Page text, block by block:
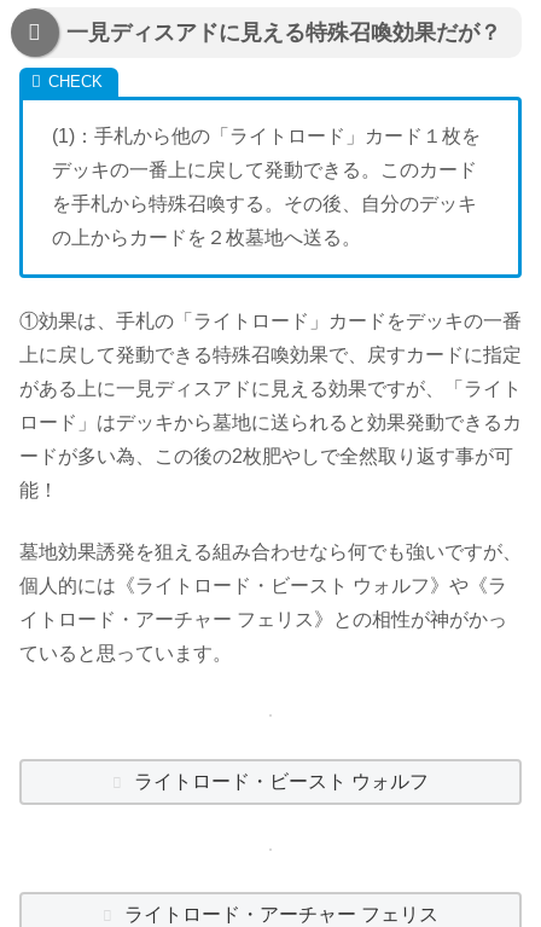
一見ディスアドに見える特殊召喚効果だが？
(1)：手札から他の「ライトロード」カード１枚を
デッキの一番上に戻して発動できる。このカード
を手札から特殊召喚する。その後、自分のデッキ
の上からカードを２枚墓地へ送る。
①効果は、手札の「ライトロード」カードをデッキの一番
上に戻して発動できる特殊召喚効果で、戻すカードに指定
がある上に一見ディスアドに見える効果ですが、「ライト
ロード」はデッキから墓地に送られると効果発動できるカ
ードが多い為、この後の2枚肥やしで全然取り返す事が可
能！
墓地効果誘発を狙える組み合わせなら何でも強いですが、
個人的には《ライトロード・ビースト ウォルフ》や《ラ
イトロード・アーチャー フェリス》との相性が神がかっ
ていると思っています。
ライトロード・ビースト ウォルフ
ライトロード・アーチャー フェリス